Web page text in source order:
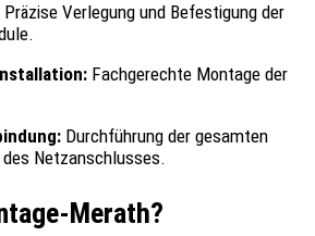
Präzise Verlegung und Befestigung der
Fachgerechte Montage der
Durchführung der gesamten
Netzanschlusses.
Merath?